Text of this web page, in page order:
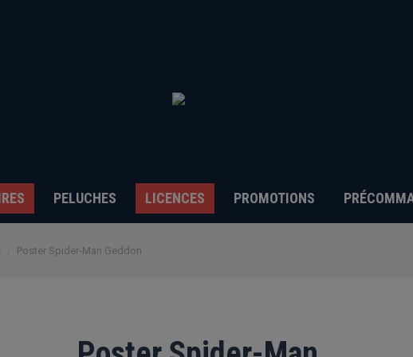
PELUCHES LICENCES PROMOTIONS
Poster Spider-Man Geddon